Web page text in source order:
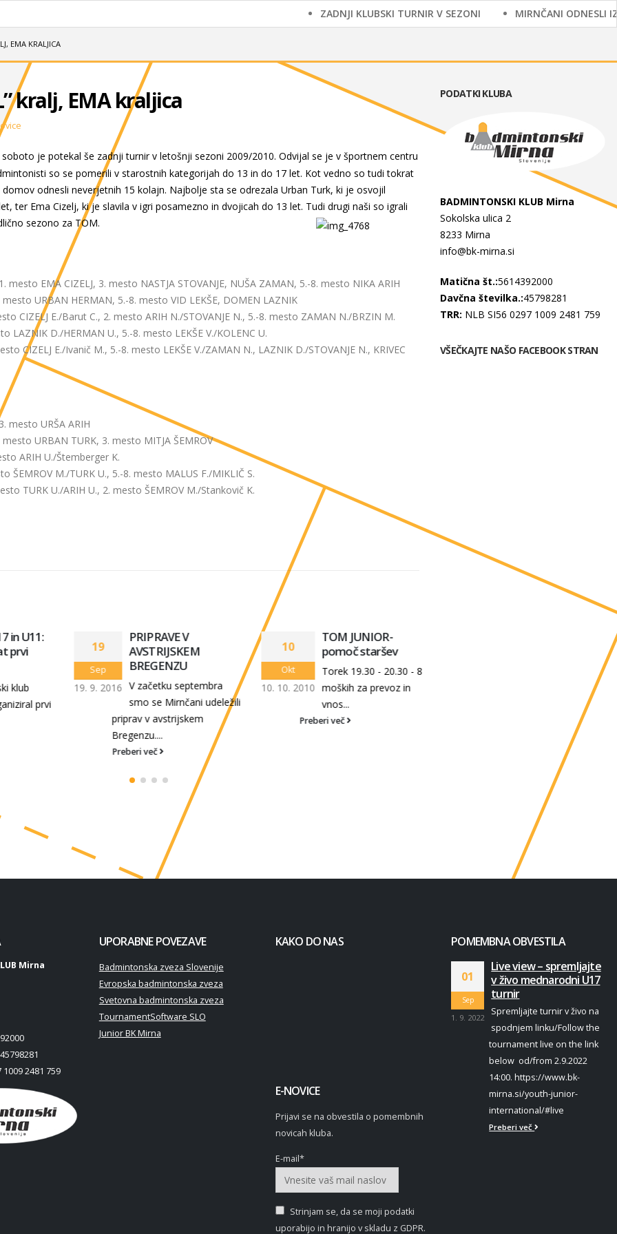
ZADNJI KLUBSKI TURNIR V SEZONI MIRNČANI ODNESLI IZ
EMA KRALJICA
kralj, EMA kraljica
soboto je potekal še zadnji turnir v letošnji sezoni 2009/2010. Odvijal se je v športnem centru
so se pomerili v starostnih kategorijah do 13 in do 17 let. Kot vedno so tudi tokrat
domov odnesli neverjetnih 15 kolajn. Najbolje sta se odrezala Urban Turk, ki je osvojil
ter Ema Cizelj, ki je slavila v igri posamezno in dvojicah do 13 let. Tudi drugi naši so igrali
sezono za TOM.
mesto EMA CIZELJ, 3. mesto NASTJA STOVANJE, NUŠA ZAMAN, 5.-8. mesto NIKA ARIH
URBAN HERMAN, 5.-8. mesto VID LEKŠE, DOMEN LAZNIK
CIZELJ E./Barut C., 2. mesto ARIH N./STOVANJE N., 5.-8. mesto ZAMAN N./BRZIN M.
LAZNIK D./HERMAN U., 5.-8. mesto LEKŠE V./KOLENC U.
CIZELJ E./Ivanič M., 5.-8. mesto LEKŠE V./ZAMAN N., LAZNIK D./STOVANJE N., KRIVEC
mesto URŠA ARIH
URBAN TURK, 3. mesto MITJA ŠEMROV
ARIH U./Štemberger K.
ŠEMROV M./TURK U., 5.-8. mesto MALUS F./MIKLIČ S.
TURK U./ARIH U., 2. mesto ŠEMROV M./Stankovič K.
U11:
prvi
prvi
19
Sep
19. 9. 2016
PRIPRAVE V
AVSTRIJSKEM
BREGENZU
V začetku septembra
smo se Mirnčani udeležili
priprav v avstrijskem
Bregenzu....
Preberi več
10
Okt
10. 10. 2010
TOM JUNIOR-
pomoč staršev
Torek 19.30 - 20.30 - 8
moških za prevoz in
vnos...
Preberi več
Državnimi prvenstvi med
mladinci. Tokrat je bila...
PODATKI KLUBA
BADMINTONSKI KLUB Mirna
Sokolska ulica 2
8233 Mirna
info@bk-mirna.si
Matična št.:5614392000
Davčna številka.:45798281
TRR: NLB SI56 0297 1009 2481 759
VŠEČKAJTE NAŠO FACEBOOK STRAN
Mirna
45798281
1009 2481 759
UPORABNE POVEZAVE
Badmintonska zveza Slovenije
Evropska badmintonska zveza
Svetovna badmintonska zveza
TournamentSoftware SLO
Junior BK Mirna
KAKO DO NAS
E-NOVICE
Prijavi se na obvestila o pomembnih
novicah kluba.
E-mail*
Strinjam se, da se moji podatki
uporabijo in hranijo v skladu z GDPR.
POMEMBNA OBVESTILA
01
Sep
1. 9. 2022
Live view – spremljajte
v živo mednarodni U17
turnir
Spremljajte turnir v živo na
spodnjem linku/Follow the
tournament live on the link
below od/from 2.9.2022
14:00. https://www.bk-
mirna.si/youth-junior-
international/#live
Preberi več